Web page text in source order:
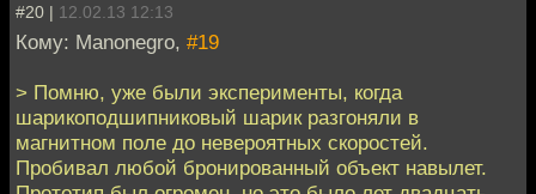
#20 | 12.02.13 12:13
Кому: Manonegro, #19
> Помню, уже были эксперименты, когда
шарикоподшипниковый шарик разгоняли в
магнитном поле до невероятных скоростей.
Пробивал любой бронированный объект навылет.